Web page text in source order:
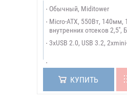
Обычный, Miditower
Micro-ATX, 550Вт,
внутренних отсеков 2,5'',
3xUSB 2.0, USB 3.2,
КУПИТЬ